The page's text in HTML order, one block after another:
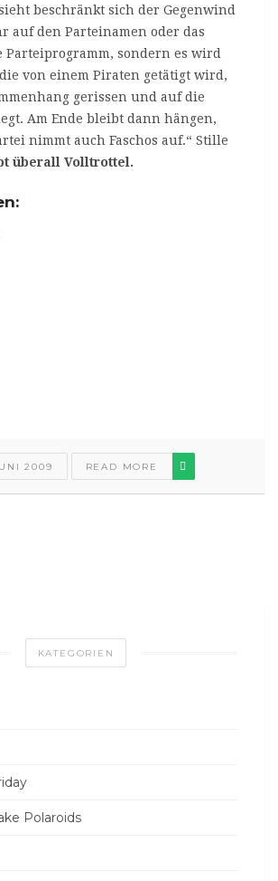
beschränkt sich der Gegenwind
auf den Parteinamen oder das
sondern es wird
von einem Piraten getätigt wird,
gerissen und auf die
Am Ende bleibt dann hängen,
nimmt auch Faschos auf.“ Stille
überall Volltrottel.
2009 READ MORE
KATEGORIEN
Polaroids